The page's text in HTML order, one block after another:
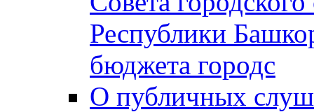
Республики
бюджета городс
О публичных